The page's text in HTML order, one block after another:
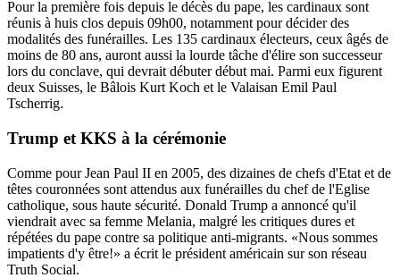
Pour la première fois depuis le décès du pape, les cardinaux sont
réunis à huis clos depuis 09h00, notamment pour décider des
modalités des funérailles. Les 135 cardinaux électeurs, ceux âgés de
moins de 80 ans, auront aussi la lourde tâche d'élire son successeur
lors du conclave, qui devrait débuter début mai. Parmi eux figurent
deux Suisses, le Bâlois Kurt Koch et le Valaisan Emil Paul
Tscherrig.
Trump et KKS à la cérémonie
Comme pour Jean Paul II en 2005, des dizaines de chefs d'Etat et de
têtes couronnées sont attendus aux funérailles du chef de l'Eglise
catholique, sous haute sécurité. Donald Trump a annoncé qu'il
viendrait avec sa femme Melania, malgré les critiques dures et
répétées du pape contre sa politique anti-migrants. «Nous sommes
impatients d'y être!» a écrit le président américain sur son réseau
Truth Social.